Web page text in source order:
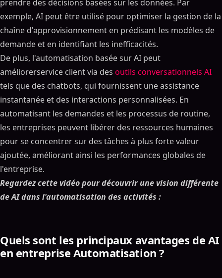
prendre des décisions basées sur les données. Par
exemple, AI peut être utilisé pour optimiser la gestion de la
chaîne d'approvisionnement en prédisant les modèles de
demande et en identifiant les inefficacités.
De plus, l'automatisation basée sur AI peut
améliorerservice client via des outils conversationnels AI
tels que des chatbots, qui fournissent une assistance
instantanée et des interactions personnalisées. En
automatisant les demandes et les processus de routine,
les entreprises peuvent libérer des ressources humaines
pour se concentrer sur des tâches à plus forte valeur
ajoutée, améliorant ainsi les performances globales de
l'entreprise.
Regardez cette vidéo pour découvrir une vision différente
de AI dans l'automatisation des activités :
Quels sont les principaux avantages de AI
en entreprise Automatisation ?